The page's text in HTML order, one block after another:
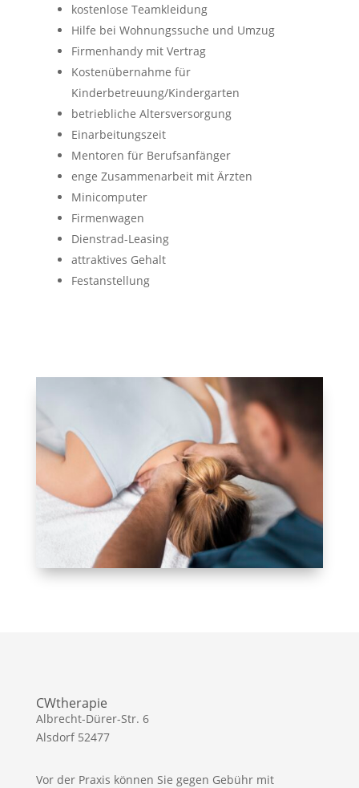
kostenlose Teamkleidung
Hilfe bei Wohnungssuche und Umzug
Firmenhandy mit Vertrag
Kostenübernahme für
Kinderbetreuung/Kindergarten
betriebliche Altersversorgung
Einarbeitungszeit
Mentoren für Berufsanfänger
enge Zusammenarbeit mit Ärzten
Minicomputer
Firmenwagen
Dienstrad-Leasing
attraktives Gehalt
Festanstellung
CWtherapie
Albrecht-Dürer-Str. 6
Alsdorf 52477
Vor der Praxis können Sie gegen Gebühr mit